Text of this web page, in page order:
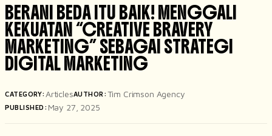
BERANI BEDA ITU BAIK! MENGGALI
KEKUATAN “CREATIVE BRAVERY
MARKETING” SEBAGAI STRATEGI
DIGITAL MARKETING
CATEGORY: ArticlesAUTHOR:Tim Crimson Agency
PUBLISHED: May 27, 2025